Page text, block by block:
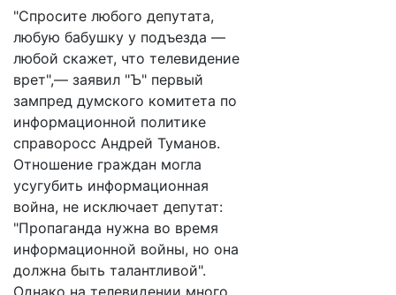
"Спросите любого депутата,
любую бабушку у подъезда —
любой скажет, что телевидение
врет",— заявил "Ъ" первый
зампред думского комитета по
информационной политике
справоросс Андрей Туманов.
Отношение граждан могла
усугубить информационная
война, не исключает депутат:
"Пропаганда нужна во время
информационной войны, но она
должна быть талантливой".
Однако на телевидении много